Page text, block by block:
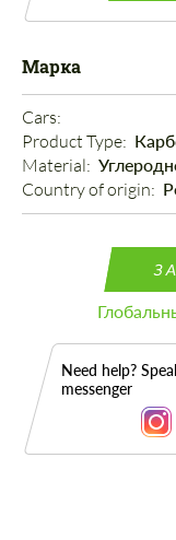
Марка
Cars:
Product Type:
Material:
Country of origin:
Need help?
messenger